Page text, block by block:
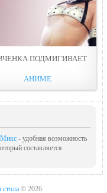
ПОДМИГИВАЕТ
АНИМЕ
- удобная возможность
составляется
стола © 2026